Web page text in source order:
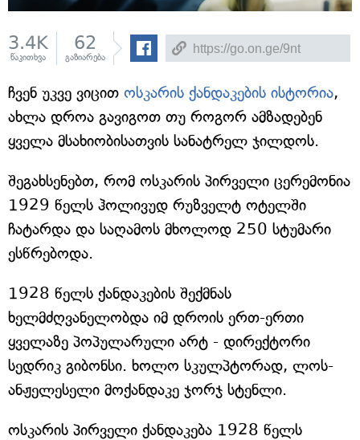
3.4K
წაკითხვა
62
გაზიარება
ჩვენ უკვე ვიცით ოსკარის ქანდაკების ისტორია,
ახლა დროა გავიგოთ თუ როგორ ამზადებენ
ყველა მსახიობისათვის სანატრელ ჯილდოს.
შეგახსენებთ, რომ ოსკარის პირველი ცერემონია
1929 წელს ჰოლივუდ რუზველტ ოტელში
ჩატარდა და საღამოს მხოლოდ 250 სტუმარი
ესწრებოდა.
1928 წელს ქანდაკების შექმნას
ხელმძღვანელობდა იმ დროის ერთ-ერთი
ყველაზე პოპულარული არტ - დირექტორი
სედრიკ გიბონსი. ხოლო სკულპტორად, ლოს-
ანჟელესელი მოქანდაკე ჯორჯ სტენლი.
ოსკარის პირველი ქანდაკება 1928 წელს